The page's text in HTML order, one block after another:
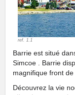
ref. 1.1
Barrie est situé
Simcoe . Barrie
magnifique front de
Découvrez la vie